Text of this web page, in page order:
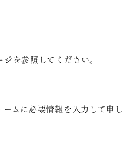
を参照してください。
ムに必要情報を入力して申し